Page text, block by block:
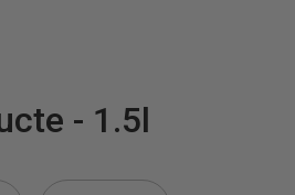
- 1.5l